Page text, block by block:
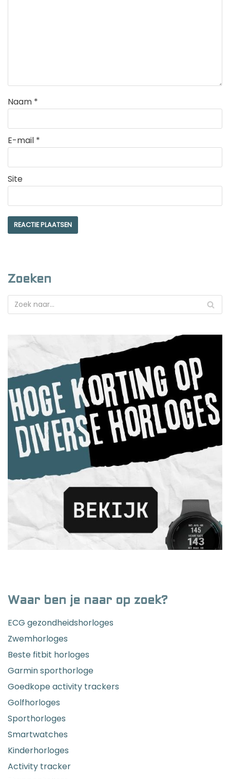
Naam *
E-mail *
Site
Zoeken
Waar ben je naar op zoek?
ECG gezondheidshorloges
Zwemhorloges
Beste fitbit horloges
Garmin sporthorloge
Goedkope activity trackers
Golfhorloges
Sporthorloges
Smartwatches
Kinderhorloges
Activity tracker